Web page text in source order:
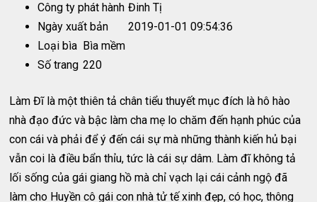
Công ty phát hành Đinh Tị
Ngày xuất bản
2019-01-01 09:54:36
Loại bìa Bìa mềm
Số trang 220
Làm Đĩ là một thiên tả chân tiểu thuyết mục đích là hô hào
nhà đạo đức và bậc làm cha mẹ lo chăm đến hạnh phúc của
con cái và phải để ý đến cái sự mà những thành kiến hủ bại
vẫn coi là điều bẩn thỉu, tức là cái sự dâm. Làm đĩ không tả
lối sống của gái giang hồ mà chỉ vạch lại cái cảnh ngộ đã
làm cho Huyền cô gái con nhà tử tế xinh đẹp, có học, thông